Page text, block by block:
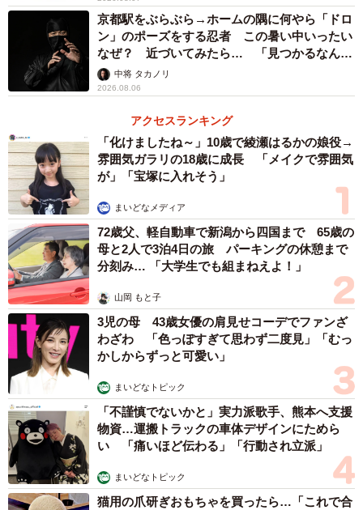
京都駅をぶらぶら→ホームの隅に何やら「ドロ
ン」のポーズをする忍者 この暑い中いったい
なぜ？ 近づいてみたら… 「見つかるなんて
未熟」中将 タカノリ
2026.08.06
アクセスランキング
「化けましたね～」10歳で綾瀬はるかの娘役→
雰囲気ガラリの18歳に成長 「メイクで雰囲気
が」「宝塚に入れそう」
まいどなメディア
72歳父、軽自動車で新潟から四国まで 65歳の
母と2人で3泊4日の旅 パーキングの休憩まで
分刻み… 「大学生でも組まねえよ！」
山岡 もと子
3児の母 43歳女優の肩見せコーデでファンざ
わざわ 「色っぽすぎて思わず二度見」「むっ
かしからずっと可愛い」
まいどなトピック
「不謹慎でないかと」実力派歌手、熊本へ支援
物資…運搬トラックの車体デザインにためら
い 「痛いほど伝わる」「行動され立派」
まいどなトピック
猫用の爪研ぎおもちゃを買ったら…「これで合